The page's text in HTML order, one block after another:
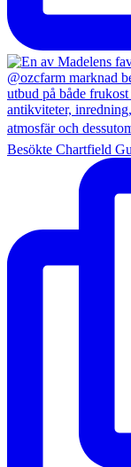
Besökte Chartfield